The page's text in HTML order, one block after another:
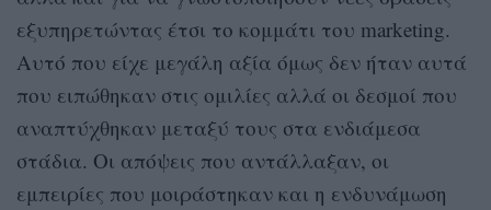
εξυπηρετώντας έτσι το κομμάτι του marketing.
Αυτό που είχε μεγάλη αξία όμως δεν ήταν αυτά
που ειπώθηκαν στις ομιλίες αλλά οι δεσμοί που
αναπτύχθηκαν μεταξύ τους στα ενδιάμεσα
στάδια. Οι απόψεις που αντάλλαξαν, οι
εμπειρίες που μοιράστηκαν και η ενδυνάμωση